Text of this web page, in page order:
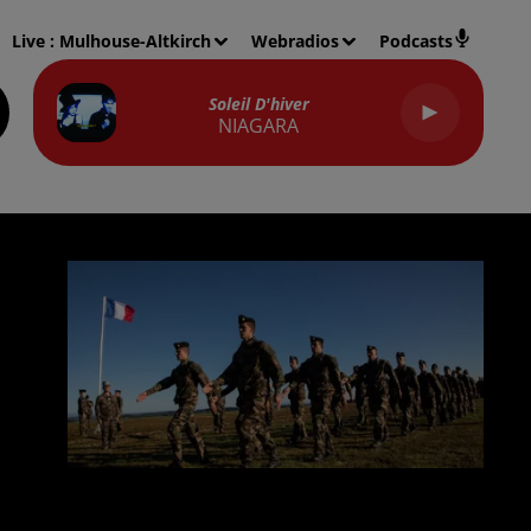
Live : Mulhouse-Altkirch Webradios Podcasts
Soleil D'hiver
NIAGARA